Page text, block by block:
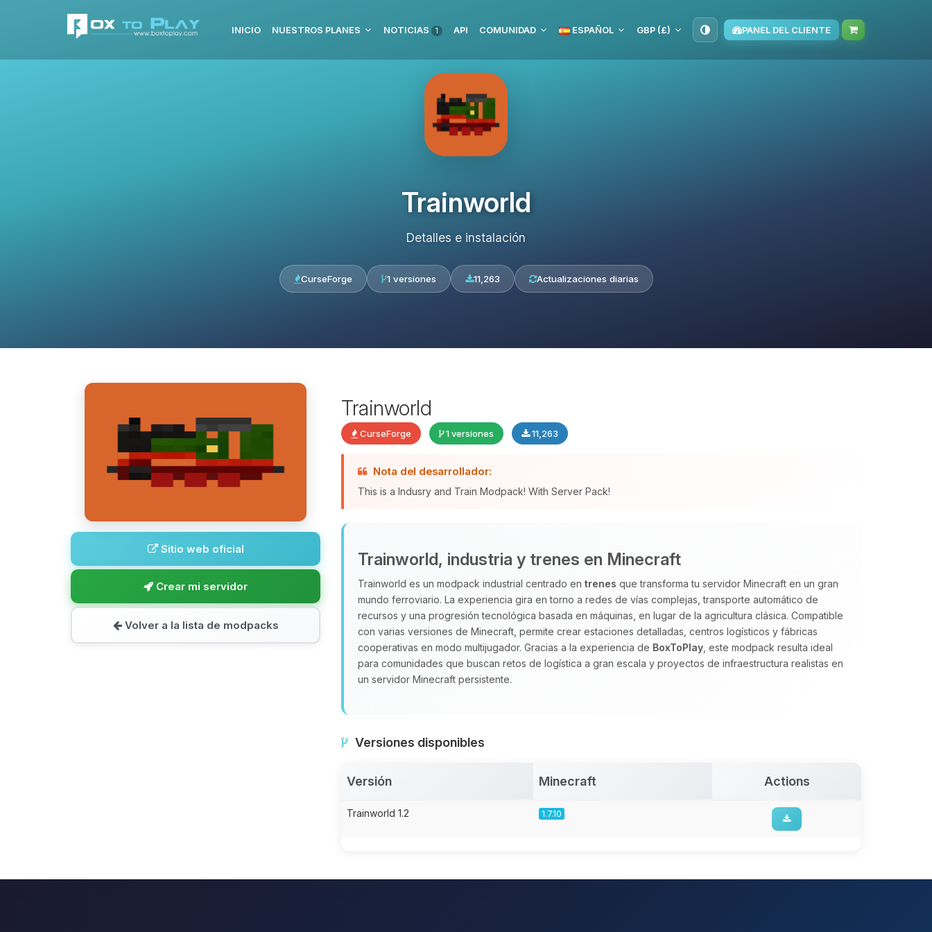
INICIO NUESTROS PLANES NOTICIAS 1 API COMUNIDAD ESPAÑOL GBP (£) PANEL DEL CLIENTE
Trainworld
Detalles e instalación
CurseForge 1 versiones 11,263 Actualizaciones diarias
Sitio web oficial
Crear mi servidor
Volver a la lista de modpacks
Trainworld
CurseForge 1 versiones 11,263
Nota del desarrollador:
This is a Indusry and Train Modpack! With Server Pack!
Trainworld, industria y trenes en Minecraft
Trainworld es un modpack industrial centrado en trenes que transforma tu servidor Minecraft en un gran
mundo ferroviario. La experiencia gira en torno a redes de vías complejas, transporte automático de
recursos y una progresión tecnológica basada en máquinas, en lugar de la agricultura clásica. Compatible
con varias versiones de Minecraft, permite crear estaciones detalladas, centros logísticos y fábricas
cooperativas en modo multijugador. Gracias a la experiencia de BoxToPlay , este modpack resulta ideal
para comunidades que buscan retos de logística a gran escala y proyectos de infraestructura realistas en
un servidor Minecraft persistente.
Versiones disponibles
Versión Minecraft Actions
Trainworld 1.2 1.7.10